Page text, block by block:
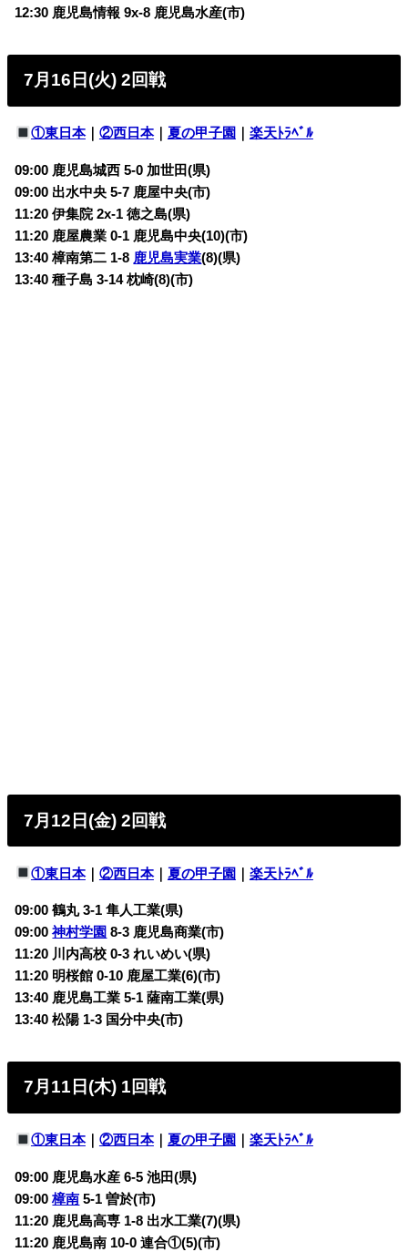
12:30 鹿児島情報 9x-8 鹿児島水産(市)
7月16日(火) 2回戦
①東日本｜ ②西日本｜ 夏の甲子園 ｜ 楽天ﾄﾗﾍﾞﾙ
09:00 鹿児島城西 5-0 加世田(県)
09:00 出水中央 5-7 鹿屋中央(市)
11:20 伊集院 2x-1 徳之島(県)
11:20 鹿屋農業 0-1 鹿児島中央(10)(市)
13:40 樟南第二 1-8 鹿児島実業(8)(県)
13:40 種子島 3-14 枕崎(8)(市)
7月12日(金) 2回戦
①東日本｜ ②西日本｜ 夏の甲子園 ｜ 楽天ﾄﾗﾍﾞﾙ
09:00 鶴丸 3-1 隼人工業(県)
09:00神村学園 8-3 鹿児島商業(市)
11:20 川内高校 0-3 れいめい(県)
11:20 明桜館 0-10 鹿屋工業(6)(市)
13:40 鹿児島工業 5-1 薩南工業(県)
13:40 松陽 1-3 国分中央(市)
7月11日(木) 1回戦
①東日本｜ ②西日本｜ 夏の甲子園 ｜ 楽天ﾄﾗﾍﾞﾙ
09:00 鹿児島水産 6-5 池田(県)
09:00樟南 5-1 曽於(市)
11:20 鹿児島高専 1-8 出水工業(7)(県)
11:20 鹿児島南 10-0 連合①(5)(市)